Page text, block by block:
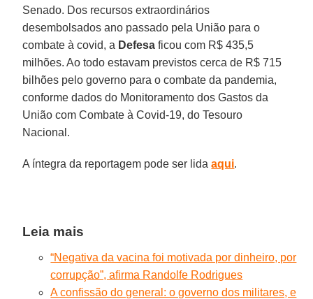
Senado. Dos recursos extraordinários
desembolsados ano passado pela União para o
combate à covid, a Defesa ficou com R$ 435,5
milhões. Ao todo estavam previstos cerca de R$ 715
bilhões pelo governo para o combate da pandemia,
conforme dados do Monitoramento dos Gastos da
União com Combate à Covid-19, do Tesouro
Nacional.
A íntegra da reportagem pode ser lidaaqui.
Leia mais
“Negativa da vacina foi motivada por dinheiro, por
corrupção”, afirma Randolfe Rodrigues
A confissão do general: o governo dos militares, e